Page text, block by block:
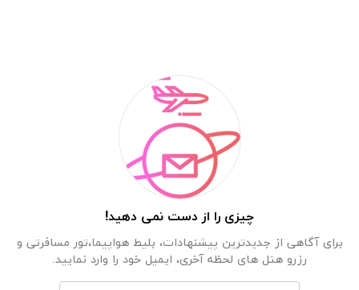
چیزی را از دست نمی دهید!
برای آگاهی از جدیدترین پیشنهادات، بلیط هواپیما،تور مسافرتی و
رزرو هتل های لحظه آخری، ایمیل خود را وارد نمایید.